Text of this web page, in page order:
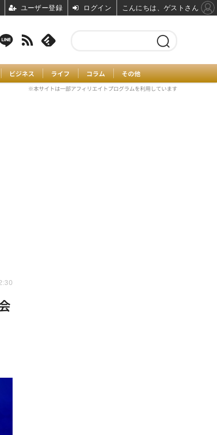
ビジネス ライフ コラム その他
※本サイトは一部アフィリエイトプログラムを利用しています
ユーザー登録 ログイン こんにちは、ゲストさん